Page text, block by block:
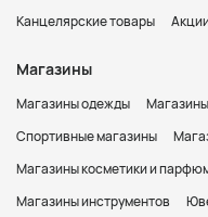
Канцелярские товары
Магазины
Магазины одежды
Спортивные магазины
Магазины косметики и
Магазины инструментов